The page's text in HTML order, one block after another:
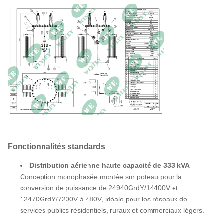
Dimensions (H×P×L) 1700×1300×1900 millimètres
Poids total (rempli de
liquide)
1634 kg
Efficacité 99,43%
Aucune perte de charge 460 W
Perte de charge
complète (85°C))
2012.2 W
Fonctionnalités standards
Distribution aérienne haute capacité de 333 kVA
Conception monophasée montée sur poteau pour la
conversion de puissance de 24940GrdY/14400V et
12470GrdY/7200V à 480V, idéale pour les réseaux de
services publics résidentiels, ruraux et commerciaux légers.